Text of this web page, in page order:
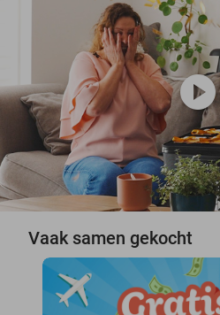
play_circle
Vaak samen gekocht